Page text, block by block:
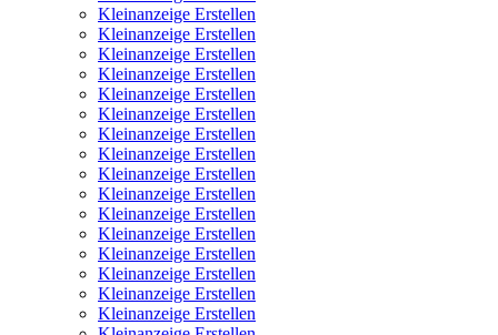
Kleinanzeige Erstellen
Kleinanzeige Erstellen
Kleinanzeige Erstellen
Kleinanzeige Erstellen
Kleinanzeige Erstellen
Kleinanzeige Erstellen
Kleinanzeige Erstellen
Kleinanzeige Erstellen
Kleinanzeige Erstellen
Kleinanzeige Erstellen
Kleinanzeige Erstellen
Kleinanzeige Erstellen
Kleinanzeige Erstellen
Kleinanzeige Erstellen
Kleinanzeige Erstellen
Kleinanzeige Erstellen